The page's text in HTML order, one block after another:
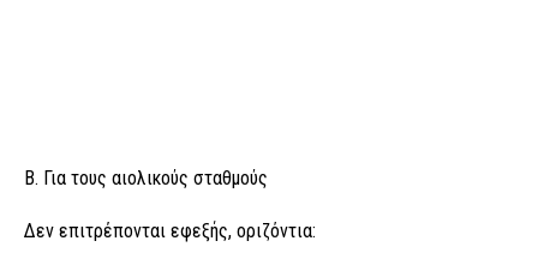
Β. Για τους αιολικούς σταθμούς
Δεν επιτρέπονται εφεξής, οριζόντια: